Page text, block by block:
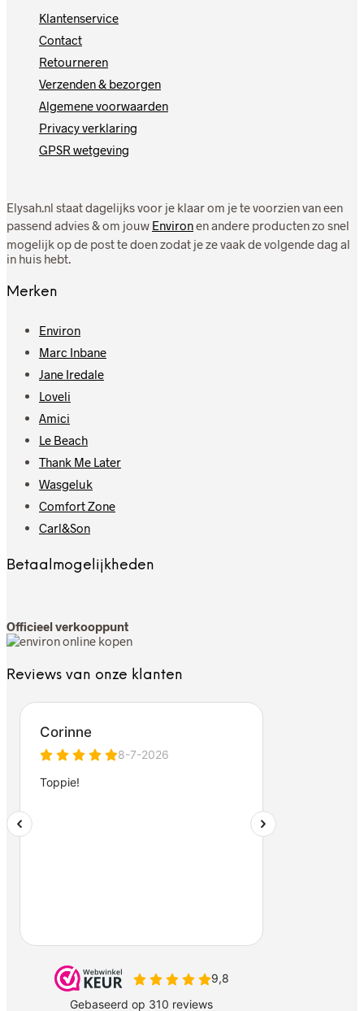
Klantenservice
Contact
Retourneren
Verzenden & bezorgen
Algemene voorwaarden
Privacy verklaring
GPSR wetgeving
Elysah.nl staat dagelijks voor je klaar om je te voorzien van een
passend advies & om jouw Environen andere producten zo snel
mogelijk op de post te doen zodat je ze vaak de volgende dag al
in huis hebt.
Merken
Environ
Marc Inbane
Jane Iredale
Loveli
Amici
Le Beach
Thank Me Later
Wasgeluk
Comfort Zone
Carl&Son
Betaalmogelijkheden
Officieel verkooppunt
Reviews van onze klanten